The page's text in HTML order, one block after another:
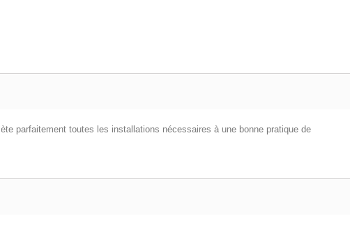
parfaitement toutes les installations nécessaires à une bonne pratique de